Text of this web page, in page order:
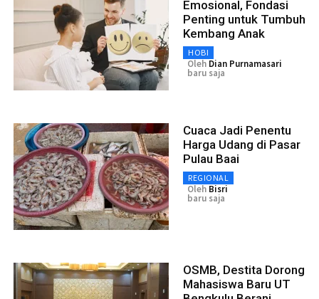
Emosional, Fondasi
Penting untuk Tumbuh
Kembang Anak
HOBI
Oleh Dian Purnamasari
baru saja
Cuaca Jadi Penentu
Harga Udang di Pasar
Pulau Baai
REGIONAL
Oleh Bisri
baru saja
OSMB, Destita Dorong
Mahasiswa Baru UT